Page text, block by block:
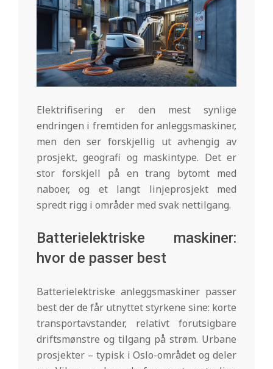
Elektrifisering er den mest synlige
endringen i fremtiden for anleggsmaskiner,
men den ser forskjellig ut avhengig av
prosjekt, geografi og maskintype. Det er
stor forskjell på en trang bytomt med
naboer, og et langt linjeprosjekt med
spredt rigg i områder med svak nettilgang.
Batterielektriske maskiner:
hvor de passer best
Batterielektriske anleggsmaskiner passer
best der de får utnyttet styrkene sine: korte
transportavstander, relativt forutsigbare
driftsmønstre og tilgang på strøm. Urbane
prosjekter – typisk i Oslo-området og deler